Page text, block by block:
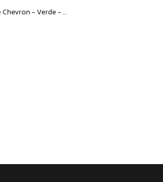
Remera Unisex Converse Chevron - Verde - Blanco